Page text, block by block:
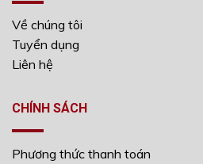
Về chúng tôi
Tuyển dụng
Liên hệ
CHÍNH SÁCH
Phương thức thanh toán